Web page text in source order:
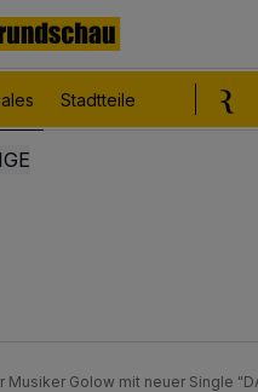
Stadtteile
Musiker Golow mit neuer Single​